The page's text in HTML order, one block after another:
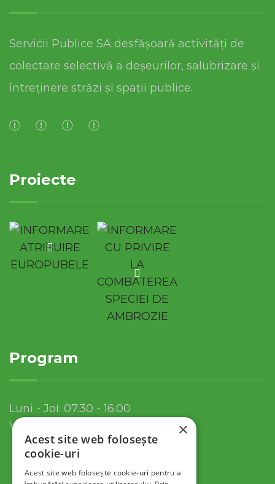
Servicii Publice SA desfășoară activități de
colectare selectivă a deșeurilor, salubrizare și
întreținere străzi și spații publice.
Proiecte
Program
Luni - Joi: 07.30 - 16.00
Vineri: 07.30 - 13.30
×
Acest site web folosește
cookie-uri
Acest site web folosește cookie-uri pentru a